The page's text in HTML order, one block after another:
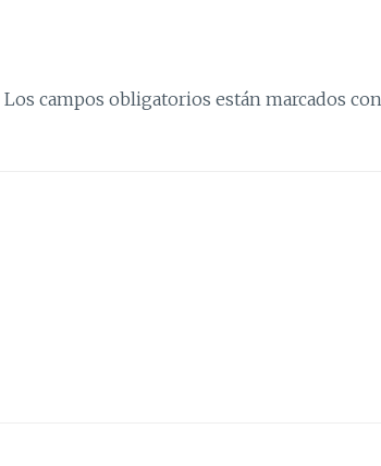
Los campos obligatorios están marcados con